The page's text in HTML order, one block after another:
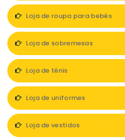
Loja de roupa para bebés
Loja de sobremesas
Loja de ténis
Loja de uniformes
Loja de vestidos